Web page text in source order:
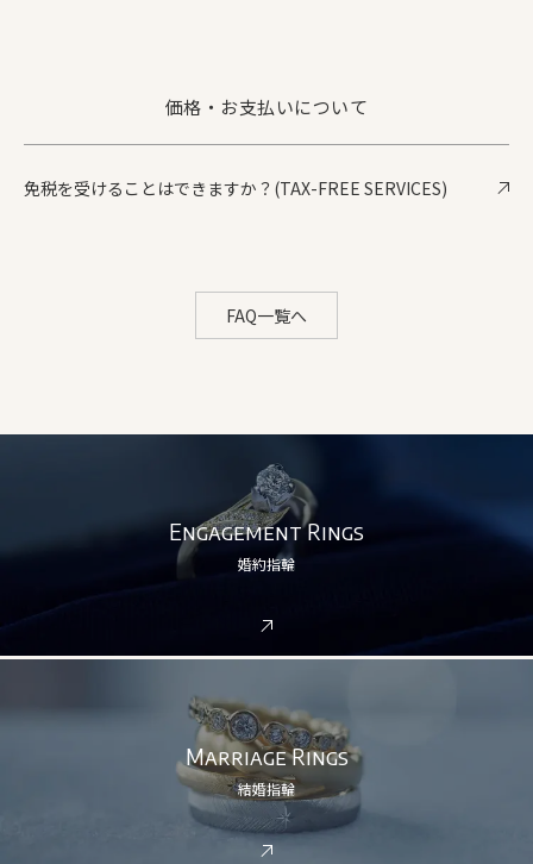
価格・お支払いについて
免税を受けることはできますか？(TAX-FREE SERVICES)
FAQ一覧へ
Engagement Rings
婚約指輪
Marriage Rings
結婚指輪